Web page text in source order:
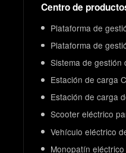
Centro de
Plataforma de
Plataforma de
Sistema de
Estación de carga
Estación de carga
Scooter eléctrico
Vehículo eléctrico
Monopatín eléctrico